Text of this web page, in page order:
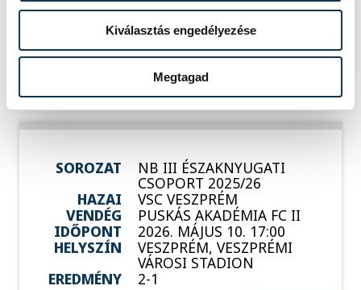
Kiválasztás engedélyezése
Megtagad
Események
KORÁBBI ESEMÉNYEK BETÖLTÉSE
SOROZAT NB III ÉSZAKNYUGATI
CSOPORT 2025/26
HAZAI
VSC VESZPRÉM
VENDÉG
PUSKÁS AKADÉMIA FC II
IDŐPONT
2026. MÁJUS 10. 17:00
HELYSZÍN
VESZPRÉM, VESZPRÉMI
VÁROSI STADION
EREDMÉNY
2-1